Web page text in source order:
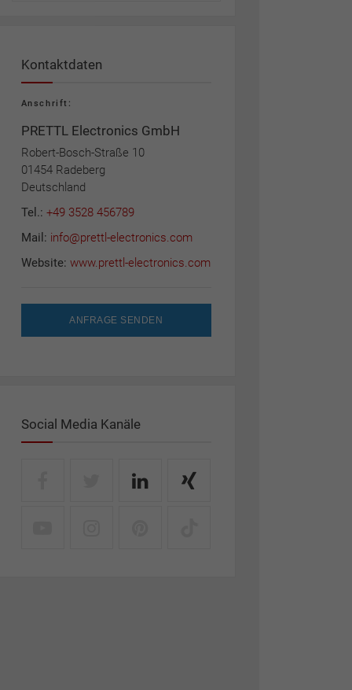
Kontaktdaten
Anschrift:
PRETTL Electronics GmbH
Robert-Bosch-Straße 10
01454 Radeberg
Deutschland
Tel.: +49 3528 456789
Mail: info@prettl-electronics.com
Website: www.prettl-electronics.com
ANFRAGE SENDEN
Social Media Kanäle